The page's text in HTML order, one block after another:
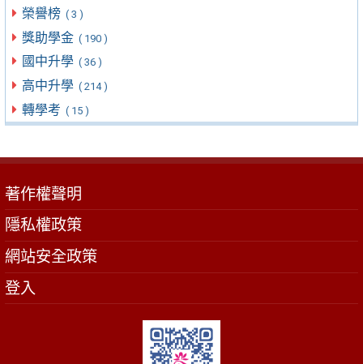
榮譽榜 ( 3 )
獎助學金 ( 190 )
國中升學 ( 36 )
高中升學 ( 214 )
轉學考 ( 15 )
著作權聲明
隱私權政策
網站安全政策
登入